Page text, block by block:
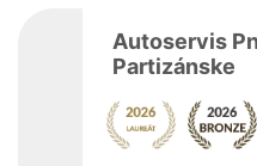
Autoservis
Partizánske